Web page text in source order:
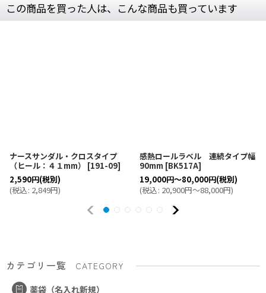
この商品を買った人は、こんな商品も買っています
ナースサンダル・クロスタイプ
（ヒール：４１mm）
[191-09]
2,590円(税別)
(税込: 2,849円)
感熱ロールラベル 連続タイプ幅
90mm [BK517A]
19,000円～80,000円(税別)
(税込: 20,900円～88,000円)
カテゴリ一覧
CATEGORY
薬袋（名入れ新規）